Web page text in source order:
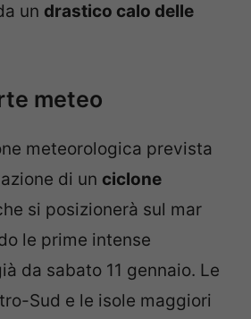
un drastico calo delle
meteo
meteorologica prevista
di un ciclone
si posizionerà sul mar
le prime intense
da sabato 11 gennaio. Le
Sud e le isole maggiori